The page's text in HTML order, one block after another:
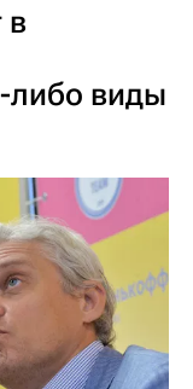
в
либо виды